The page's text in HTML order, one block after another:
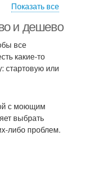
Показать все
и дешево
все
какие-то
стартовую или
с моющим
выбрать
либо проблем.